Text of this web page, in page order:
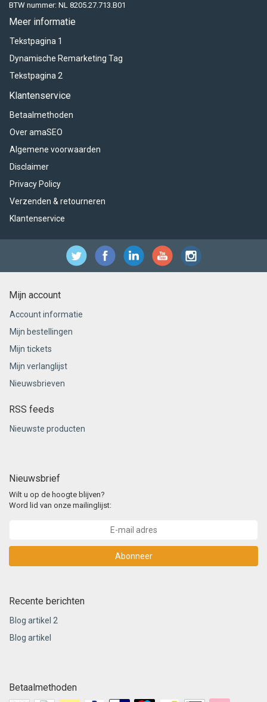
BTW nummer: NL 8205.27.713.B01
Meer informatie
Tekstpagina 1
Dynamische Remarketing Tag
Tekstpagina 2
Klantenservice
Betaalmethoden
Over amaSEO
Algemene voorwaarden
Disclaimer
Privacy Policy
Verzenden & retourneren
Klantenservice
Mijn account
Account informatie
Mijn bestellingen
Mijn tickets
Mijn verlanglijst
Nieuwsbrieven
RSS feeds
Nieuwste producten
Nieuwsbrief
Wilt u op de hoogte blijven?
Word lid van onze mailinglijst:
Abonneer
Recente berichten
Blog artikel 2
Blog artikel
Betaalmethoden